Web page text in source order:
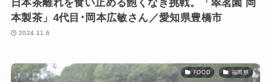
日本茶離れを食い止める飽くなき挑戦。「翠茗園 岡
本製茶」4代目･岡本広敏さん／愛知県豊橋市
2024.11.6
FOOD 福岡県